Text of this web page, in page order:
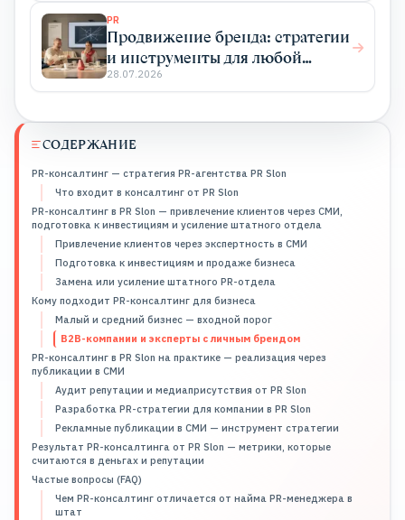
СОДЕРЖАНИЕ
PR-консалтинг — стратегия PR-агентства PR Slon
Что входит в консалтинг от PR Slon
PR-консалтинг в PR Slon — привлечение клиентов через СМИ,
подготовка к инвестициям и усиление штатного отдела
Привлечение клиентов через экспертность в СМИ
Подготовка к инвестициям и продаже бизнеса
Замена или усиление штатного PR-отдела
Кому подходит PR-консалтинг для бизнеса
Малый и средний бизнес — входной порог
B2B-компании и эксперты с личным брендом
PR-консалтинг в PR Slon на практике — реализация через
публикации в СМИ
Аудит репутации и медиаприсутствия от PR Slon
Разработка PR-стратегии для компании в PR Slon
Рекламные публикации в СМИ — инструмент стратегии
Результат PR-консалтинга от PR Slon — метрики, которые
считаются в деньгах и репутации
Частые вопросы (FAQ)
Чем PR-консалтинг отличается от найма PR-менеджера в
штат
PR
Продвижение бренда: стратегии
и инструменты для любой
отрасли
28.07.2026